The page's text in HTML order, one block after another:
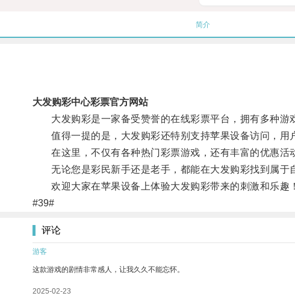
简介
大发购彩中心彩票官方网站
大发购彩是一家备受赞誉的在线彩票平台，拥有多种游
值得一提的是，大发购彩还特别支持苹果设备访问，用
在这里，不仅有各种热门彩票游戏，还有丰富的优惠活
无论您是彩民新手还是老手，都能在大发购彩找到属于
欢迎大家在苹果设备上体验大发购彩带来的刺激和乐趣
#39#
评论
游客
这款游戏的剧情非常感人，让我久久不能忘怀。
2025-02-23